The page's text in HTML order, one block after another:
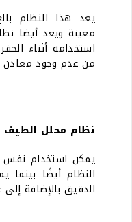
يعد هذا النظام
معينة ويعد أيضا
استخدامه أثناء
من عدم وجود معادن
نظام محلل الطيف
يمكن استخدام نفس
النظام أيضًا
الدقيق بالإضافة